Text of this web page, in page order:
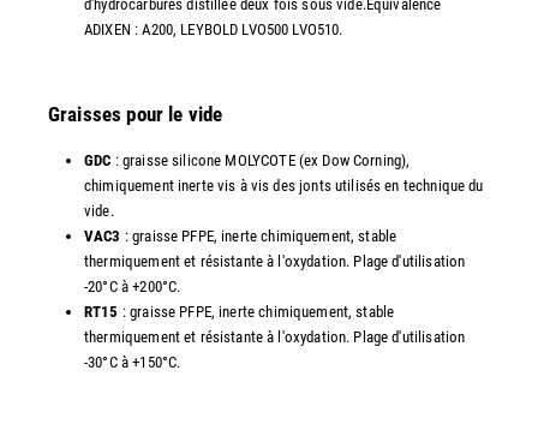
d'hydrocarbures distillée deux fois sous vide.Equivalence
ADIXEN : A200, LEYBOLD LVO500 LVO510.
Graisses pour le vide
GDC : graisse silicone MOLYCOTE (ex Dow Corning),
chimiquement inerte vis à vis des jonts utilisés en technique du
vide.
VAC3 : graisse PFPE, inerte chimiquement, stable
thermiquement et résistante à l'oxydation. Plage d'utilisation
-20°C à +200°C.
RT15 : graisse PFPE, inerte chimiquement, stable
thermiquement et résistante à l'oxydation. Plage d'utilisation
-30°C à +150°C.